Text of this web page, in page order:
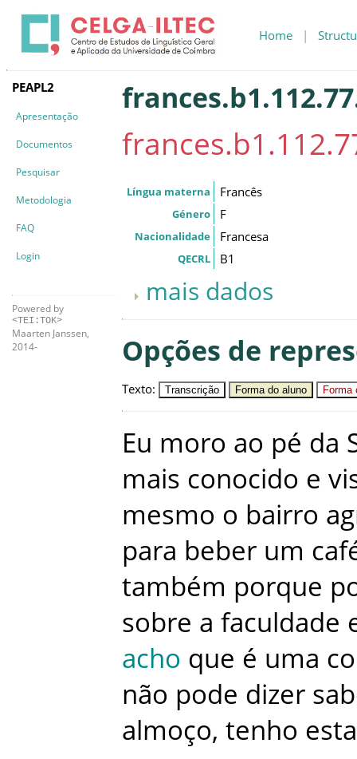
Home |
PEAPL2
Apresentação
Documentos
Pesquisar
Metodologia
FAQ
Login
Powered by
<TEI:TOK>
Maarten Janssen,
2014-
Língua materna Francês
Género F
Nacionalidade Francesa
QECRL B1
mais dados
Opções de
Texto: Transcrição Forma do aluno Forma
Eu moro ao pé da
mais conocido e
mesmo o bairro
para beber um
também porque
sobre a faculdade
acho que é uma
não pode dizer
almoço, tenho esta